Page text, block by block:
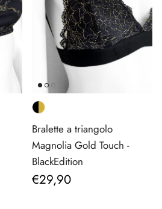
Bralette a triangolo
Magnolia Gold Touch -
BlackEdition
Prezzo normale
€29,90